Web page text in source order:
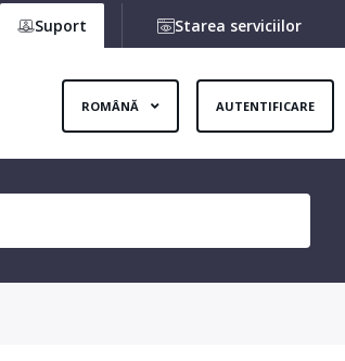
Suport Starea serviciilor
ROMÂNĂ AUTENTIFICARE